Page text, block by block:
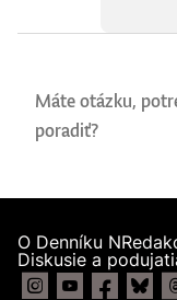
Máte otázku,
poradiť?
O Denníku N
Diskusie a